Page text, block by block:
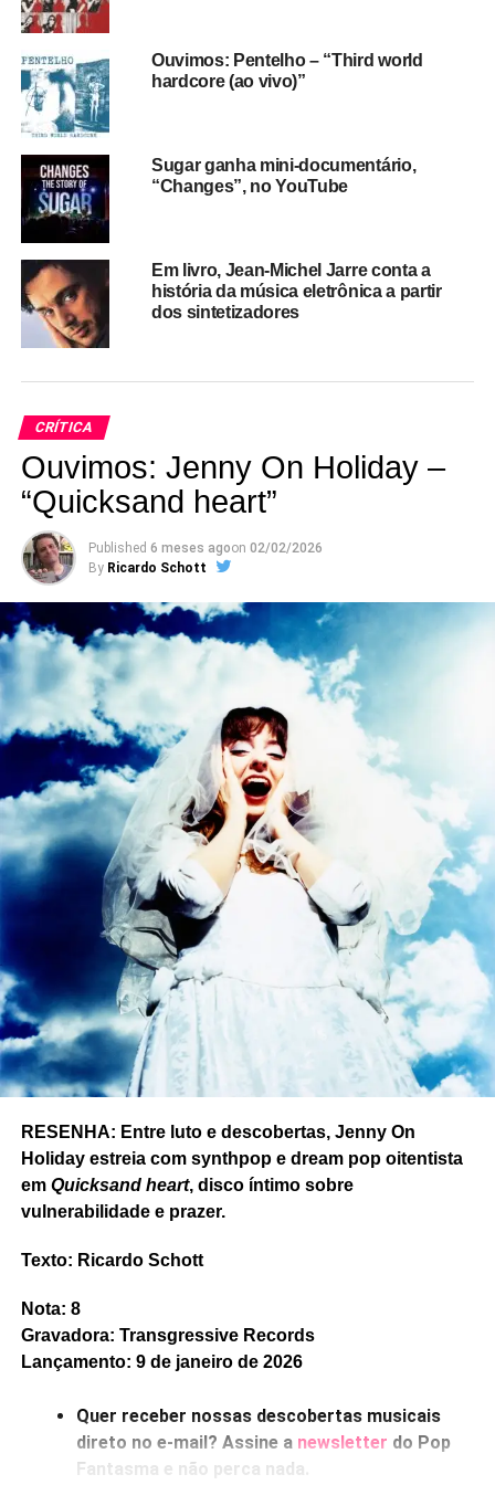
destaque para o refrão e sua frase emblemática: “eu
nunca sei quando desistir”. “Acho que a maioria das
pessoas que tem uma banda, ou qualquer tipo de projeto
artístico, que consome todo seu tempo, dinheiro, vida
pessoal e profissional a troco de praticamente nada,
consegue se identificar com essa frase”, afirma o baixista
Mauro Tracco, que divide a direção do vídeo com Rapha
Erichsen e Rodrigo Braga.
ALMA DJEM feat TATO, “SOBRADINHO”.
O grupo de
reggae Alma Djem lança Harmonia
, terceiro EP do
projetoAcústico em São Paulo, iniciado com os EPs
Liberdade
. Gravado em julho de 2024, o novo volume
traz cinco faixas que falam de amizade, fé, amor e
diversidade.
A abertura do EP novo é uma atualizada versão de
, clássico de Sá & Guarabyra cuja letra – feita
ainda nos tempos da ditadura – é bastante assertiva a
respeito dos impactos da ação humana na natureza. A
regravação junta Marcelo Mira (Alma Djem) e Tato
(Falamansa), retomando uma parceria que já completou
duas décadas. O EP tem também participação da banda
Ouvimos: Pentelho – “Third world
hardcore (ao vivo)”
Sugar ganha mini-documentário,
“Changes”, no YouTube
Em livro, Jean-Michel Jarre conta a
história da música eletrônica a partir
dos sintetizadores
CRÍTICA
Ouvimos: Jenny On Holiday –
“Quicksand heart”
Published 6 meses agoon 02/02/2026
By Ricardo Schott
RESENHA: Entre luto e descobertas, Jenny On
Holiday estreia com synthpop e dream pop oitentista
em Quicksand heart, disco íntimo sobre
vulnerabilidade e prazer.
Texto: Ricardo Schott
Nota: 8
Gravadora: Transgressive Records
Lançamento: 9 de janeiro de 2026
Quer receber nossas descobertas musicais
direto no e-mail? Assine a newsletter do Pop
Fantasma e não perca nada.